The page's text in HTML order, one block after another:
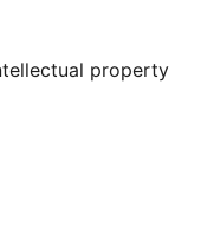
property